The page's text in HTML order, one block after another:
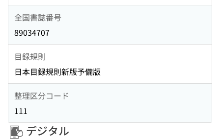
全国書誌番号
89034707
目録規則
日本目録規則新版予備版
整理区分コード
111
デジタル